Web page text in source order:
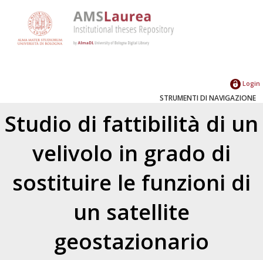
Login
STRUMENTI DI NAVIGAZIONE
Studio di fattibilità di un
velivolo in grado di
sostituire le funzioni di
un satellite
geostazionario